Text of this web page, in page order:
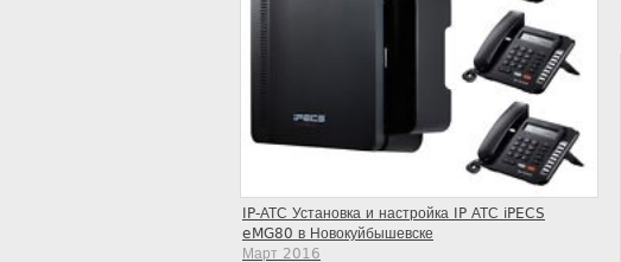
IP-АТС Установка и настройка IP АТС iPECS
eMG80 в Новокуйбышевске
Март 2016